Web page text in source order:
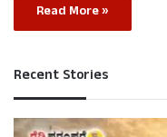
Read More »
Recent Stories